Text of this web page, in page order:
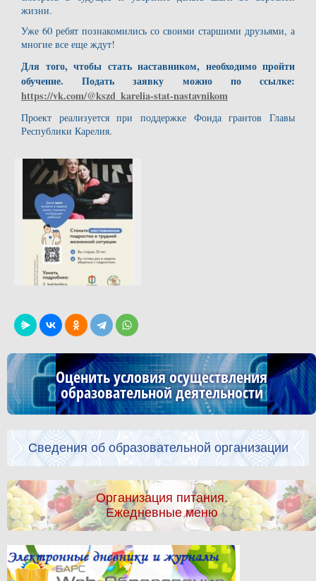
жизни.
Уже 60 ребят познакомились со своими старшими друзьями, а
многие все еще ждут!
Для того, чтобы стать наставником, необходимо пройти
обучение. Подать заявку можно по ссылке:
https://vk.com/@kszd_karelia-stat-nastavnikom
Проект реализуется при поддержке Фонда грантов Главы
Республики Карелия.
Оценить условия осуществления
образовательной деятельности
Сведения об образовательной организации
Организация питания.
Ежедневные меню